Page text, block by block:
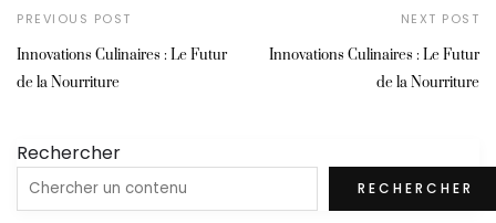
PREVIOUS POST
Innovations Culinaires : Le Futur
de la Nourriture
NEXT POST
Innovations Culinaires : Le Futur
de la Nourriture
Rechercher
RECHERCHER